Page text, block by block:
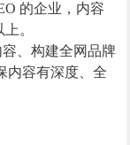
的企业，内容
。
、构建全网品牌
内容有深度、全